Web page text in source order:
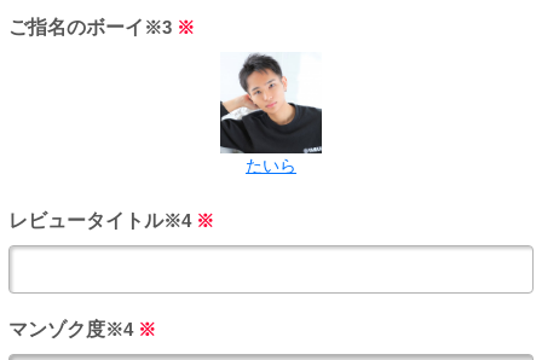
ご指名のボーイ ※3 ※
たいら
レビュータイトル※4 ※
マンゾク度※4 ※